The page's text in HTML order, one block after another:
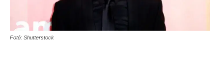
Fotó: Shutterstock